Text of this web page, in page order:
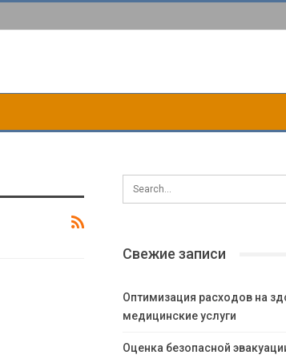
Свежие записи
Оптимизация расходов на
медицинские услуги
Оценка безопасной